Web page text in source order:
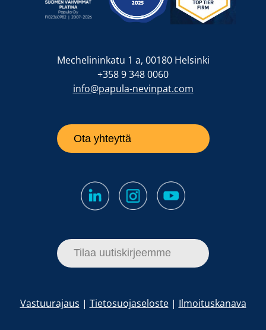
Mechelininkatu 1 a, 00180 Helsinki
+358 9 348 0060
info@papula-nevinpat.com
Ota yhteyttä
Tilaa uutiskirjeemme
Vastuurajaus | Tietosuojaseloste| Ilmoituskanava